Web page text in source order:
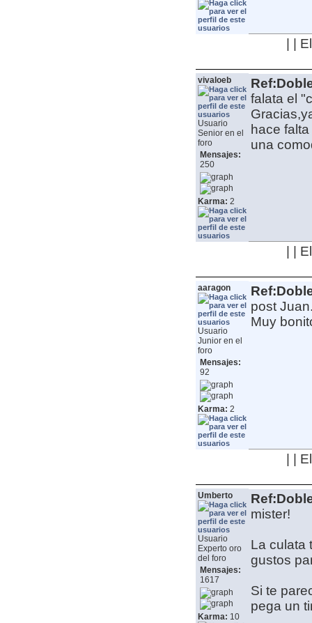
| |
vivaloeb
Usuario
Senior en el
foro
Mensajes:
250
Karma: 2
falata el
hace
una
| |
aaragon
Usuario
Junior en el
foro
Mensajes:
92
Karma: 2
post
Muy
| |
Umberto
Usuario
Experto oro
del foro
Mensajes:
1617
Karma: 10
mister!
La culata
gustos
Si te
pega un